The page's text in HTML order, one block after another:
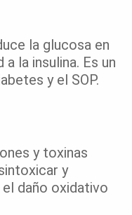
la glucosa en
la insulina. Es un
y el SOP.
y toxinas
y
daño oxidativo